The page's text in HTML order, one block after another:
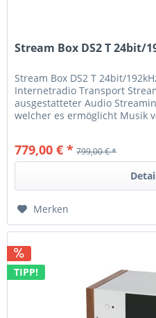
Stream Box DS2 T 24bit/
Stream Box DS2 T 24bit/
Internetradio Transport
ausgestatteter Audio
welcher es ermöglicht Musik
779,00 € * 799,00 € *
Merken
TIPP!